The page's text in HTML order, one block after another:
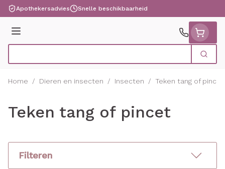
Ga naar de inhoud
Apothekersadvies Snelle beschikbaarheid
Menu
Zoek
Home / Dieren en insecten / Insecten / Teken tang of pincet
Teken tang of pincet
Filteren